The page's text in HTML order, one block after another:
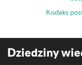
Kodeks
Dziedziny